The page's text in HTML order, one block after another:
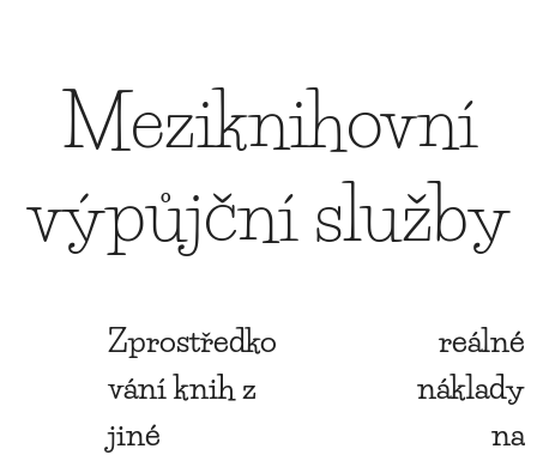
Meziknihovní
výpůjční služby
Zprostředko
vání knih z
jiné
reálné
náklady
na